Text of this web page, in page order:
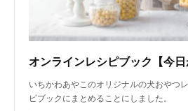
いちかわあやこのオリジナルの犬おやつ
ピブックにまとめることにしました。